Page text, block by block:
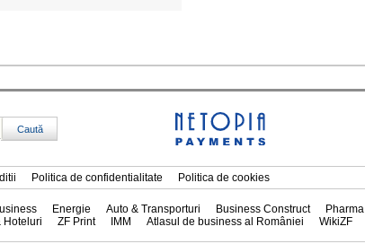
Politica de confidentialitate Politica de cookies
Energie Auto & Transporturi Business Construct Pharma
Hoteluri ZF Print IMM Atlasul de business al României WikiZF